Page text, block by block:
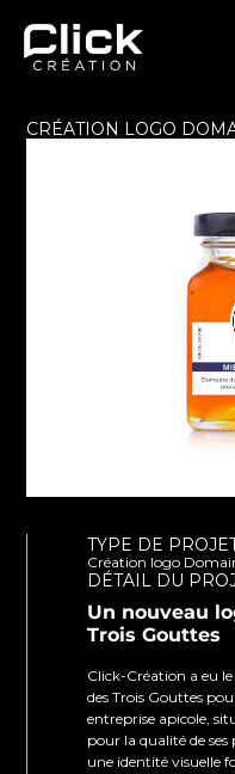
CRÉATION LOGO
TYPE DE
Création logo
DÉTAIL DU
Un nouveau
Trois Gouttes
Click-Création a eu
des Trois Gouttes
entreprise apicole,
pour la qualité de
une identité visuelle